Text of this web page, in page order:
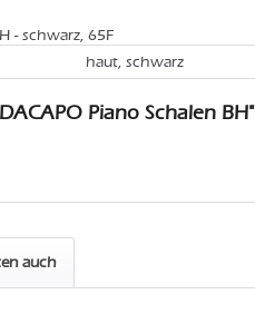
- schwarz, 65F
haut, schwarz
Piano Schalen BH"
auch